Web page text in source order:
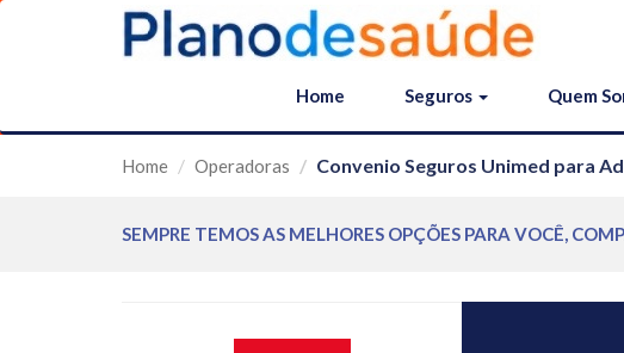
Home Seguros Quem
Home Operadoras Convenio Seguros Unimed para
SEMPRE TEMOS AS MELHORES OPÇÕES PARA VOCÊ,